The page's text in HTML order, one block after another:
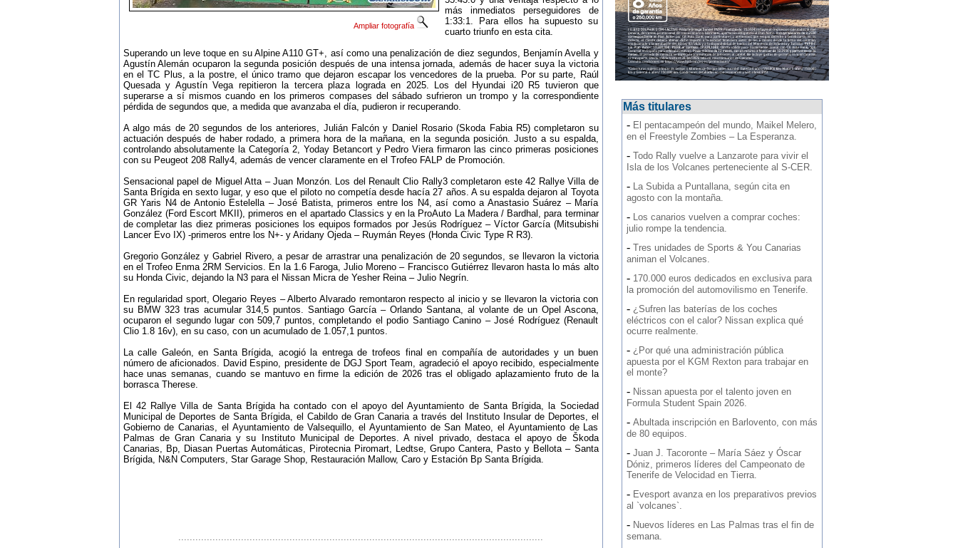
Ampliar fotografía
más inmediatos perseguidores de
1:33:1. Para ellos ha supuesto su
cuarto triunfo en esta cita.
Superando un leve toque en su Alpine A110 GT+, así como una penalización de diez segundos, Benjamín Avella y
Agustín Alemán ocuparon la segunda posición después de una intensa jornada, además de hacer suya la victoria
en el TC Plus, a la postre, el único tramo que dejaron escapar los vencedores de la prueba. Por su parte, Raúl
Quesada y Agustín Vega repitieron la tercera plaza lograda en 2025. Los del Hyundai i20 R5 tuvieron que
superarse a sí mismos cuando en los primeros compases del sábado sufrieron un trompo y la correspondiente
pérdida de segundos que, a medida que avanzaba el día, pudieron ir recuperando.
A algo más de 20 segundos de los anteriores, Julián Falcón y Daniel Rosario (Skoda Fabia R5) completaron su
actuación después de haber rodado, a primera hora de la mañana, en la segunda posición. Justo a su espalda,
controlando absolutamente la Categoría 2, Yoday Betancort y Pedro Viera firmaron las cinco primeras posiciones
con su Peugeot 208 Rally4, además de vencer claramente en el Trofeo FALP de Promoción.
Sensacional papel de Miguel Atta – Juan Monzón. Los del Renault Clio Rally3 completaron este 42 Rallye Villa de
Santa Brígida en sexto lugar, y eso que el piloto no competía desde hacía 27 años. A su espalda dejaron al Toyota
GR Yaris N4 de Antonio Estelella – José Batista, primeros entre los N4, así como a Anastasio Suárez – María
González (Ford Escort MKII), primeros en el apartado Classics y en la ProAuto La Madera / Bardhal, para terminar
de completar las diez primeras posiciones los equipos formados por Jesús Rodríguez – Víctor García (Mitsubishi
Lancer Evo IX) -primeros entre los N+- y Aridany Ojeda – Ruymán Reyes (Honda Civic Type R R3).
Gregorio González y Gabriel Rivero, a pesar de arrastrar una penalización de 20 segundos, se llevaron la victoria
en el Trofeo Enma 2RM Servicios. En la 1.6 Faroga, Julio Moreno – Francisco Gutiérrez llevaron hasta lo más alto
su Honda Civic, dejando la N3 para el Nissan Micra de Yesher Reina – Julio Negrín.
En regularidad sport, Olegario Reyes – Alberto Alvarado remontaron respecto al inicio y se llevaron la victoria con
su BMW 323 tras acumular 314,5 puntos. Santiago García – Orlando Santana, al volante de un Opel Ascona,
ocuparon el segundo lugar con 509,7 puntos, completando el podio Santiago Canino – José Rodríguez (Renault
Clio 1.8 16v), en su caso, con un acumulado de 1.057,1 puntos.
La calle Galeón, en Santa Brígida, acogió la entrega de trofeos final en compañía de autoridades y un buen
número de aficionados. David Espino, presidente de DGJ Sport Team, agradeció el apoyo recibido, especialmente
hace unas semanas, cuando se mantuvo en firme la edición de 2026 tras el obligado aplazamiento fruto de la
borrasca Therese.
El 42 Rallye Villa de Santa Brígida ha contado con el apoyo del Ayuntamiento de Santa Brígida, la Sociedad
Municipal de Deportes de Santa Brígida, el Cabildo de Gran Canaria a través del Instituto Insular de Deportes, el
Gobierno de Canarias, el Ayuntamiento de Valsequillo, el Ayuntamiento de San Mateo, el Ayuntamiento de Las
Palmas de Gran Canaria y su Instituto Municipal de Deportes. A nivel privado, destaca el apoyo de Škoda
Canarias, Bp, Diasan Puertas Automáticas, Pirotecnia Piromart, Ledtse, Grupo Cantera, Pasto y Bellota – Santa
Brígida, N&N Computers, Star Garage Shop, Restauración Mallow, Caro y Estación Bp Santa Brígida.
................................................................................................................................
Más titulares
- El pentacampeón del mundo, Maikel Melero,
en el Freestyle Zombies – La Esperanza.
- Todo Rally vuelve a Lanzarote para vivir el
Isla de los Volcanes perteneciente al S-CER.
- La Subida a Puntallana, según cita en
agosto con la montaña.
- Los canarios vuelven a comprar coches:
julio rompe la tendencia.
- Tres unidades de Sports & You Canarias
animan el Volcanes.
- 170.000 euros dedicados en exclusiva para
la promoción del automovilismo en Tenerife.
- ¿Sufren las baterías de los coches
eléctricos con el calor? Nissan explica qué
ocurre realmente.
- ¿Por qué una administración pública
apuesta por el KGM Rexton para trabajar en
el monte?
- Nissan apuesta por el talento joven en
Formula Student Spain 2026.
- Abultada inscripción en Barlovento, con más
de 80 equipos.
- Juan J. Tacoronte – María Sáez y Óscar
Dóniz, primeros líderes del Campeonato de
Tenerife de Velocidad en Tierra.
- Evesport avanza en los preparativos previos
al `volcanes`.
- Nuevos líderes en Las Palmas tras el fin de
semana.